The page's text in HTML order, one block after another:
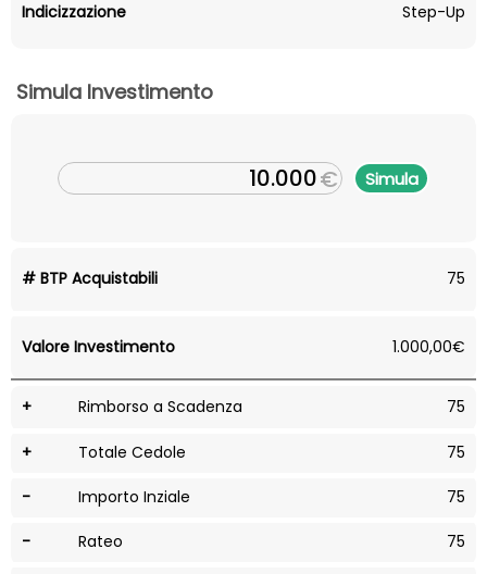
Indicizzazione Step-Up
Simula Investimento
€ Simula
# BTP Acquistabili 75
Valore Investimento 1.000,00€
+ Rimborso a Scadenza 75
+ Totale Cedole 75
- Importo Inziale 75
- Rateo 75